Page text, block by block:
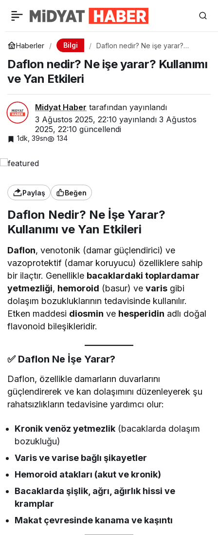
Haberler Bilgi
Daflon nedir? Ne işe yarar?
Daflon nedir? Ne işe yarar? Kullanımı
ve Yan Etkileri
Midyat Haber tarafından yayınlandı
3 Ağustos 2025, 22:10 yayınlandı 3 Ağustos
2025, 22:10 güncellendi
1dk, 39sn 134
Paylaş Beğen
Daflon Nedir? Ne İşe Yarar?
Kullanımı ve Yan Etkileri
Daflon, venotonik (damar güçlendirici) ve
vazoprotektif (damar koruyucu) özelliklere sahip
bir ilaçtır. Genellikle bacaklardaki toplardamar
yetmezliği, hemoroid (basur) vevaris gibi
dolaşım bozukluklarının tedavisinde kullanılır.
Etken maddesi diosmin ve hesperidin adlı doğal
flavonoid bileşikleridir.
✅ Daflon Ne İşe Yarar?
Daflon, özellikle damarların duvarlarını
güçlendirerek ve kan dolaşımını düzenleyerek şu
rahatsızlıkların tedavisine yardımcı olur:
Kronik venöz yetmezlik (bacaklarda dolaşım
bozukluğu)
Varis ve varise bağlı şikayetler
Hemoroid atakları (akut ve kronik)
Bacaklarda şişlik, ağrı, ağırlık hissi ve
kramplar
Makat çevresinde kanama ve kaşıntı